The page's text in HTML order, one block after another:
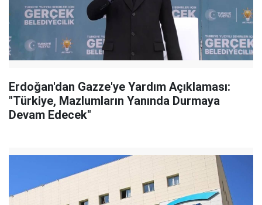
Erdoğan'dan Gazze'ye Yardım Açıklaması:
"Türkiye, Mazlumların Yanında Durmaya
Devam Edecek"